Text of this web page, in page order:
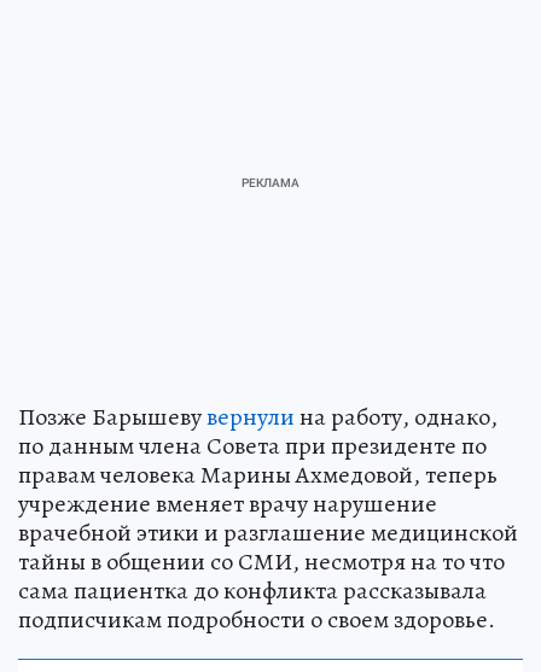
Позже Барышевувернулина работу, однако,
по данным члена Совета при президенте по
правам человека Марины Ахмедовой, теперь
учреждение вменяет врачу нарушение
врачебной этики и разглашение медицинской
тайны в общении со СМИ, несмотря на то что
сама пациентка до конфликта рассказывала
подписчикам подробности о своем здоровье.